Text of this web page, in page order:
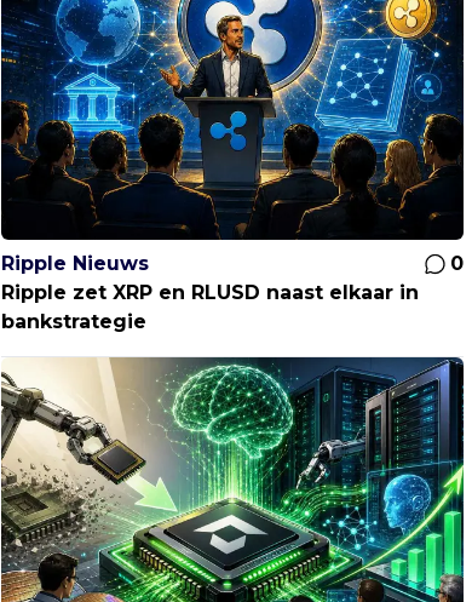
Ripple Nieuws
0
Ripple zet XRP en RLUSD naast elkaar in
bankstrategie